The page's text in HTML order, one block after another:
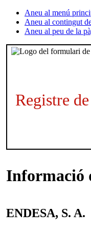
Aneu al menú
Aneu al contingut
Aneu al peu de la
Registre
Informació
ENDESA, S. A.